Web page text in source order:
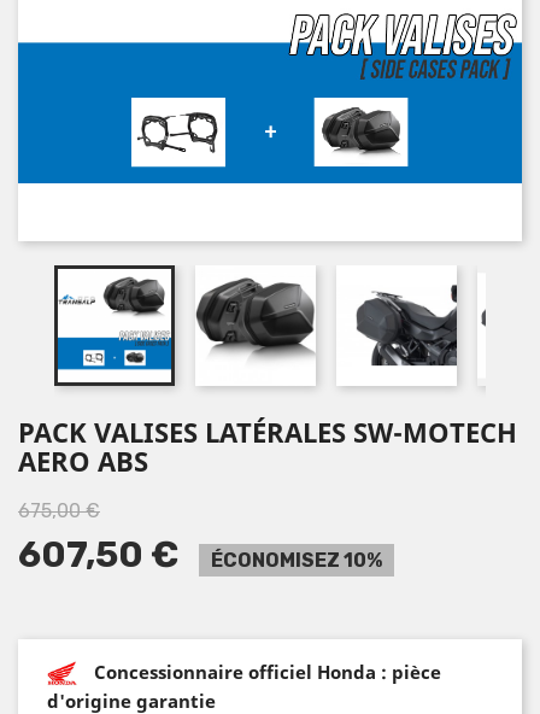
PACK VALISES LATÉRALES SW-MOTECH
AERO ABS
675,00 €
607,50 € ÉCONOMISEZ 10%
Concessionnaire officiel Honda : pièce
d'origine garantie